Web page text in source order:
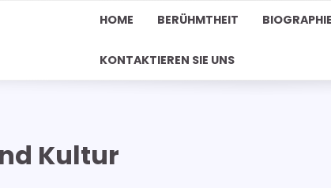
HOME BERÜHMTHEIT BIOGRAPHIE
KONTAKTIEREN SIE UNS
Kultur